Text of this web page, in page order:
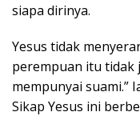
siapa dirinya.
Yesus tidak
perempuan itu tidak
mempunyai suami.”
Sikap Yesus ini